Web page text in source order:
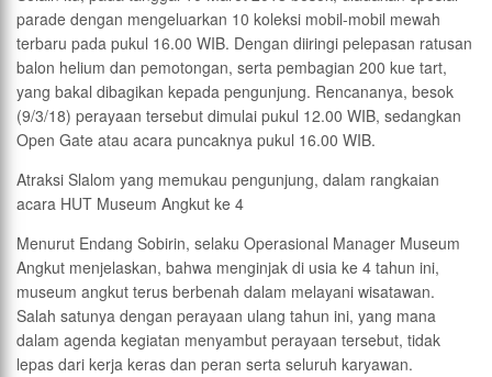
parade dengan mengeluarkan 10 koleksi mobil-mobil mewah
terbaru pada pukul 16.00 WIB. Dengan diiringi pelepasan ratusan
balon helium dan pemotongan, serta pembagian 200 kue tart,
yang bakal dibagikan kepada pengunjung. Rencananya, besok
(9/3/18) perayaan tersebut dimulai pukul 12.00 WIB, sedangkan
Open Gate atau acara puncaknya pukul 16.00 WIB.
Atraksi Slalom yang memukau pengunjung, dalam rangkaian
acara HUT Museum Angkut ke 4
Menurut Endang Sobirin, selaku Operasional Manager Museum
Angkut menjelaskan, bahwa menginjak di usia ke 4 tahun ini,
museum angkut terus berbenah dalam melayani wisatawan.
Salah satunya dengan perayaan ulang tahun ini, yang mana
dalam agenda kegiatan menyambut perayaan tersebut, tidak
lepas dari kerja keras dan peran serta seluruh karyawan.